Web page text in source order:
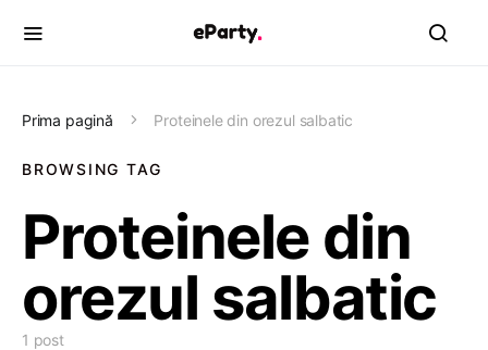
Prima pagină Proteinele din orezul salbatic
BROWSING TAG
Proteinele din
orezul salbatic
1 post